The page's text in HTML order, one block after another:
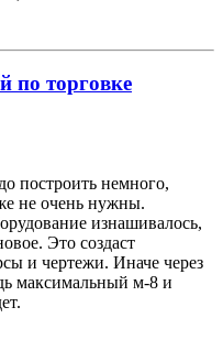
по торговке
построить немного,
не очень нужны.
изнашивалось,
Это создаст
и чертежи. Иначе через
максимальный м-8 и